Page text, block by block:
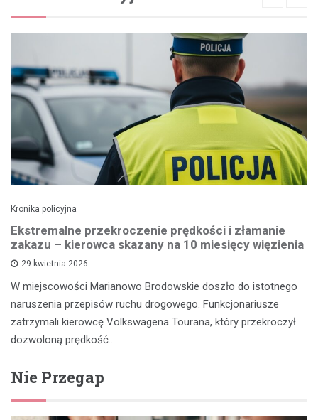
Kronika policyjna
Ekstremalne przekroczenie prędkości i złamanie
zakazu – kierowca skazany na 10 miesięcy więzienia
29 kwietnia 2026
W miejscowości Marianowo Brodowskie doszło do istotnego
naruszenia przepisów ruchu drogowego. Funkcjonariusze
zatrzymali kierowcę Volkswagena Tourana, który przekroczył
dozwoloną prędkość…
Nie Przegap